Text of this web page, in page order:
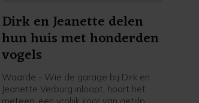
Dirk en Jeanette delen
hun huis met honderden
vogels
Waarde - Wie de garage bij Dirk en
Jeanette Verburg inloopt, hoort het